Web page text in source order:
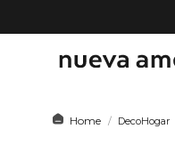
DecoHogar